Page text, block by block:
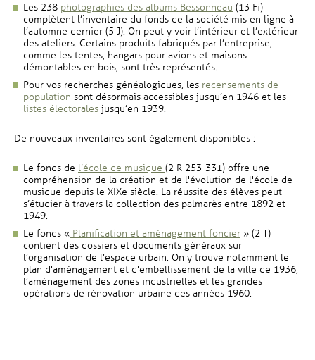
Les 238 photographies des albums Bessonneau , Ouvre une
(13 Fi)
complètent l’inventaire du fonds de la société mis en ligne à
l’automne dernier (5 J). On peut y voir l’intérieur et l’extérieur
des ateliers. Certains produits fabriqués par l’entreprise,
comme les tentes, hangars pour avions et maisons
démontables en bois, sont très représentés.
Pour vos recherches généalogiques, les recensements de
population , Ouvre une nouvelle fenêtre
sont désormais accessibles jusqu’en 1946 et les
listes électorales, Ouvre une nouvelle fenêtre
jusqu’en 1939.
De nouveaux inventaires sont également disponibles :
Le fonds de l’école de musique , Ouvre une nouvelle fenêtre
(2 R 253-331) offre une
compréhension de la création et de l'évolution de l'école de
musique depuis le XIXe siècle. La réussite des élèves peut
s’étudier à travers la collection des palmarès entre 1892 et
1949.
Le fonds « Planification et aménagement foncier, Ouvre une
» (2 T)
contient des dossiers et documents généraux sur
l’organisation de l’espace urbain. On y trouve notamment le
plan d'aménagement et d'embellissement de la ville de 1936,
l’aménagement des zones industrielles et les grandes
opérations de rénovation urbaine des années 1960.